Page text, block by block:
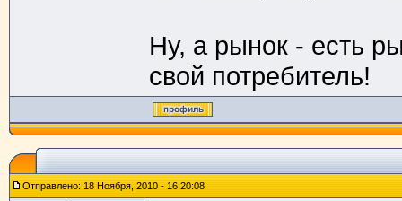
Ну, а рынок - есть
свой потребитель!
Отправлено: 18 Ноября, 2010 - 16:20:08